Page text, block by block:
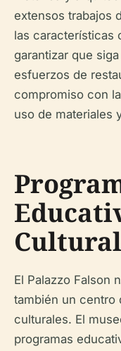
extensos trabajos
las características
garantizar que
esfuerzos de
compromiso con
uso de materiales
El Palazzo Falson
también un centro
culturales. El
programas